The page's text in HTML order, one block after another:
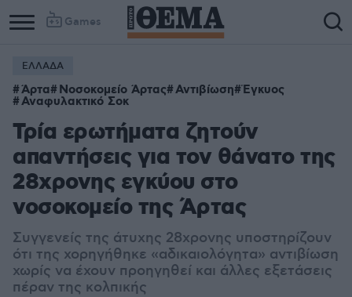
Games
ΕΛΛΑΔΑ
Άρτα Νοσοκομείο Άρτας Αντιβίωση Έγκυος
Αναφυλακτικό Σοκ
Τρία ερωτήματα ζητούν
απαντήσεις για τον θάνατο της
28χρονης εγκύου στο
νοσοκομείο της Άρτας
Συγγενείς της άτυχης 28χρονης υποστηρίζουν
ότι της χορηγήθηκε «αδικαιολόγητα» αντιβίωση
χωρίς να έχουν προηγηθεί και άλλες εξετάσεις
πέραν της κολπικής